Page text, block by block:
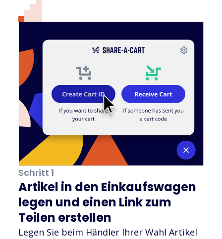
Schritt 1
Artikel in den Einkaufswagen
legen und einen Link zum
Teilen erstellen
Legen Sie beim Händler Ihrer Wahl Artikel